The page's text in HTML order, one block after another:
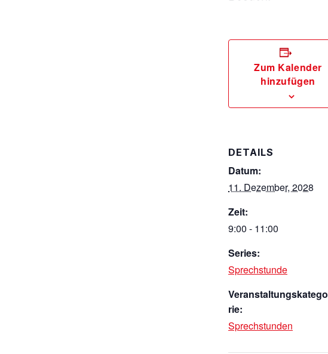
Zum Kalender
hinzufügen
DETAILS
Datum:
11. Dezember, 2028
Zeit:
9:00 - 11:00
Series:
Sprechstunde
Veranstaltungskatego
rie:
Sprechstunden